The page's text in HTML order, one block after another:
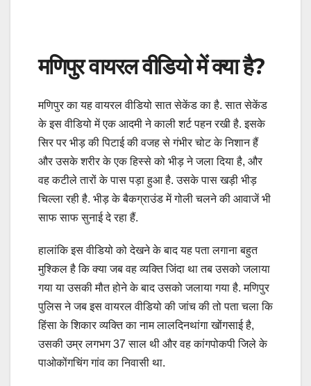
मणिपुर वायरल वीडियो में क्या है?
मणिपुर का यह वायरल वीडियो सात सेकेंड का है. सात सेकेंड
के इस वीडियो में एक आदमी ने काली शर्ट पहन रखी है. इसके
सिर पर भीड़ की पिटाई की वजह से गंभीर चोट के निशान हैं
और उसके शरीर के एक हिस्से को भीड़ ने जला दिया है, और
वह कटीले तारों के पास पड़ा हुआ है. उसके पास खड़ी भीड़
चिल्ला रही है. भीड़ के बैकग्राउंड में गोली चलने की आवाजें भी
साफ साफ सुनाई दे रहा हैं.
हालांकि इस वीडियो को देखने के बाद यह पता लगाना बहुत
मुश्किल है कि क्या जब वह व्यक्ति जिंदा था तब उसको जलाया
गया या उसकी मौत होने के बाद उसको जलाया गया है. मणिपुर
पुलिस ने जब इस वायरल वीडियो की जांच की तो पता चला कि
हिंसा के शिकार व्यक्ति का नाम लालदिनथांगा खोंगसाई है,
उसकी उम्र लगभग 37 साल थी और वह कांगपोकपी जिले के
पाओकोंगचिंग गांव का निवासी था.